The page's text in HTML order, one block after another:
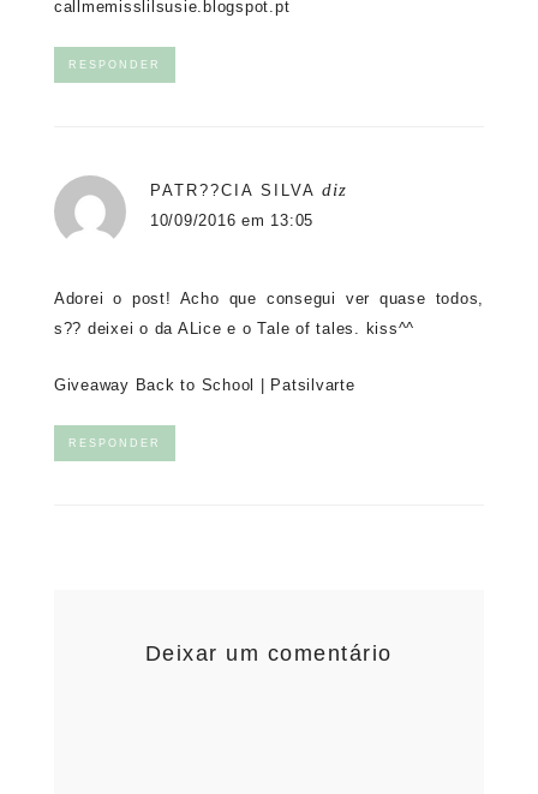
callmemisslilsusie.blogspot.pt
RESPONDER
PATR??CIA SILVA diz
10/09/2016 em 13:05
Adorei o post! Acho que consegui ver quase todos,
s?? deixei o da ALice e o Tale of tales. kiss^^
Giveaway Back to School Patsilvarte
RESPONDER
Deixar um comentário